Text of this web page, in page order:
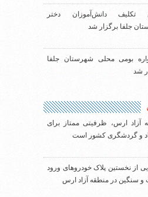
تکلیف دانش‌آموزان دختر
جلفا برگزار شد
بومی محلی شهرستان جلفا
شد
آزاد ارس، ظرفیتی ممتاز برای
و گردشگری کشور است
از نخستین پلاک خودروهای ورود
و سنگین در منطقه آزاد ارس